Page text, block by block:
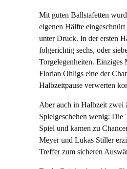
Mit guten Ballstafetten
eigenen Hälfte
unter Druck. In der ersten
folgerichtig sechs, oder
Torgelegenheiten. Einziges
Florian Ohligs eine der
Halbzeitpause verwerten
Aber auch in Halbzeit zwei
Spielgeschehen wenig: Die
Spiel und kamen zu
Meyer und Lukas Stiller
Treffer zum sicheren